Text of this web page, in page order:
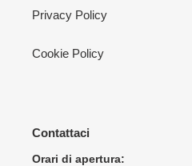
Privacy Policy
Cookie Policy
Contattaci
Orari di apertura: